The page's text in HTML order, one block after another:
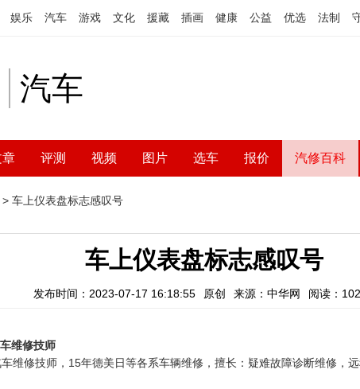
娱乐 汽车 游戏 文化 援藏 插画 健康 公益 优选 法制
汽车
章 评测 视频 图片 选车 报价 汽修百科
> 车上仪表盘标志感叹号
车上仪表盘标志感叹号
发布时间：2023-07-17 16:18:55 原创 来源：中华网 阅读：
维修技师